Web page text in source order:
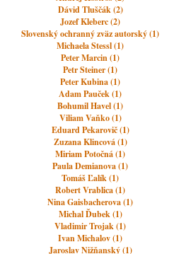
Dávid Tluščák (2)
Jozef Kleberc (2)
Slovenský ochranný zväz autorský (1)
Michaela Stessl (1)
Peter Marcin (1)
Petr Steiner (1)
Peter Kubina (1)
Adam Pauček (1)
Bohumil Havel (1)
Viliam Vaňko (1)
Eduard Pekarovič (1)
Zuzana Klincová (1)
Miriam Potočná (1)
Paula Demianova (1)
Tomáš Ľalík (1)
Robert Vrablica (1)
Nina Gaisbacherova (1)
Michal Ďubek (1)
Vladimir Trojak (1)
Ivan Michalov (1)
Jaroslav Nižňanský (1)